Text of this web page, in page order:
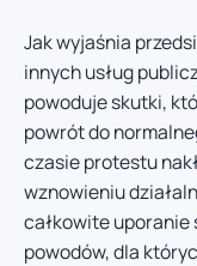
Jak wyjaśnia
innych usług
powoduje skutki,
powrót do
czasie protestu
wznowieniu
całkowite uporanie
powodów, dla